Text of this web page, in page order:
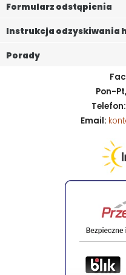
Formularz odstąpienia
Instrukcja odzyskiwania
Porady
Pon-Pt,
Telefon:
Email: